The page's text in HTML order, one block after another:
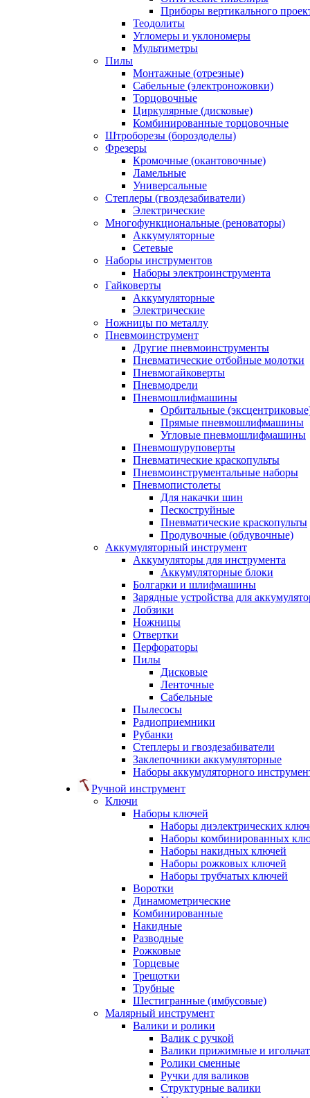
Приборы вертикального
Теодолиты
Угломеры и уклономеры
Мультиметры
Пилы
Монтажные (отрезные)
Сабельные (электроножовки)
Торцовочные
Циркулярные (дисковые)
Комбинированные торцовочные
Штроборезы (бороздоделы)
Фрезеры
Кромочные (окантовочные)
Ламельные
Универсальные
Степлеры (гвоздезабиватели)
Электрические
Многофункциональные (реноваторы)
Аккумуляторные
Сетевые
Наборы инструментов
Наборы электроинструмента
Гайковерты
Аккумуляторные
Электрические
Ножницы по металлу
Пневмоинструмент
Другие пневмоинструменты
Пневматические отбойные молотки
Пневмогайковерты
Пневмодрели
Пневмошлифмашины
Орбитальные
Прямые пневмошлифмашины
Угловые пневмошлифмашины
Пневмошуруповерты
Пневматические краскопульты
Пневмоинструментальные наборы
Пневмопистолеты
Для накачки шин
Пескоструйные
Пневматические краскопульты
Продувочные (обдувочные)
Аккумуляторный инструмент
Аккумуляторы для инструмента
Аккумуляторные блоки
Болгарки и шлифмашины
Зарядные устройства для
Лобзики
Ножницы
Отвертки
Перфораторы
Пилы
Дисковые
Ленточные
Сабельные
Пылесосы
Радиоприемники
Рубанки
Степлеры и гвоздезабиватели
Заклепочники аккумуляторные
Наборы аккумуляторного
Ручной инструмент
Ключи
Наборы ключей
Наборы диэлектрических
Наборы комбинированных
Наборы накидных ключей
Наборы рожковых ключей
Наборы трубчатых ключей
Воротки
Динамометрические
Комбинированные
Накидные
Разводные
Рожковые
Торцевые
Трещотки
Трубные
Шестигранные (имбусовые)
Малярный инструмент
Валики и ролики
Валик с ручкой
Валики прижимные и
Ролики сменные
Ручки для валиков
Структурные валики